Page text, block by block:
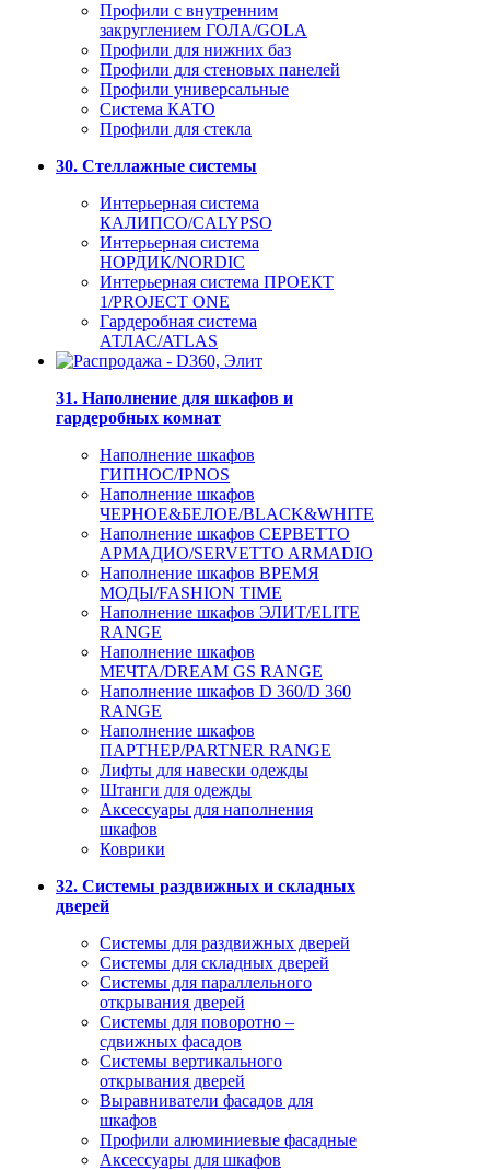
Профили с внутренним
закруглением ГОЛА/GOLA
Профили для нижних баз
Профили для стеновых панелей
Профили универсальные
Система КАТО
Профили для стекла
30. Стеллажные системы
Интерьерная система
КАЛИПСО/CALYPSO
Интерьерная система
НОРДИК/NORDIC
Интерьерная система ПРОЕКТ
1/PROJECT ONE
Гардеробная система
АТЛАС/ATLAS
31. Наполнение для шкафов и
гардеробных комнат
Наполнение шкафов
ГИПНОС/IPNOS
Наполнение шкафов
ЧЕРНОЕ&БЕЛОЕ/BLACK&WHITE
Наполнение шкафов СЕРВЕТТО
АРМАДИО/SERVETTO ARMADIO
Наполнение шкафов ВРЕМЯ
МОДЫ/FASHION TIME
Наполнение шкафов ЭЛИТ/ELITE
RANGE
Наполнение шкафов
МЕЧТА/DREAM GS RANGE
Наполнение шкафов D 360/D 360
RANGE
Наполнение шкафов
ПАРТНЕР/PARTNER RANGE
Лифты для навески одежды
Штанги для одежды
Аксессуары для наполнения
шкафов
Коврики
32. Системы раздвижных и складных
дверей
Системы для раздвижных дверей
Системы для складных дверей
Системы для параллельного
открывания дверей
Системы для поворотно –
сдвижных фасадов
Системы вертикального
открывания дверей
Выравниватели фасадов для
шкафов
Профили алюминиевые фасадные
Аксессуары для шкафов